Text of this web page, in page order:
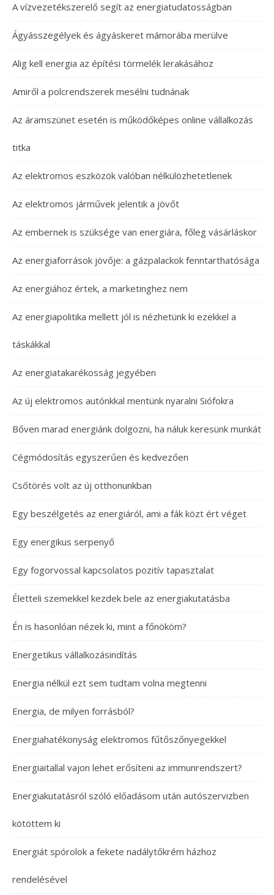
A vízvezetékszerelő segít az energiatudatosságban
Ágyásszegélyek és ágyáskeret mámorába merülve
Alig kell energia az építési törmelék lerakásához
Amiről a polcrendszerek mesélni tudnának
Az áramszünet esetén is működőképes online vállalkozás
titka
Az elektromos eszközök valóban nélkülözhetetlenek
Az elektromos járművek jelentik a jövőt
Az embernek is szüksége van energiára, főleg vásárláskor
Az energiaforrások jövője: a gázpalackok fenntarthatósága
Az energiához értek, a marketinghez nem
Az energiapolitika mellett jól is nézhetünk ki ezekkel a
táskákkal
Az energiatakarékosság jegyében
Az új elektromos autónkkal mentünk nyaralni Siófokra
Bőven marad energiánk dolgozni, ha náluk keresünk munkát
Cégmódosítás egyszerűen és kedvezően
Csőtörés volt az új otthonunkban
Egy beszélgetés az energiáról, ami a fák közt ért véget
Egy energikus serpenyő
Egy fogorvossal kapcsolatos pozitív tapasztalat
Életteli szemekkel kezdek bele az energiakutatásba
Én is hasonlóan nézek ki, mint a főnököm?
Energetikus vállalkozásindítás
Energia nélkül ezt sem tudtam volna megtenni
Energia, de milyen forrásból?
Energiahatékonyság elektromos fűtőszőnyegekkel
Energiaitallal vajon lehet erősíteni az immunrendszert?
Energiakutatásról szóló előadásom után autószervizben
kötöttem ki
Energiát spórolok a fekete nadálytőkrém házhoz
rendelésével